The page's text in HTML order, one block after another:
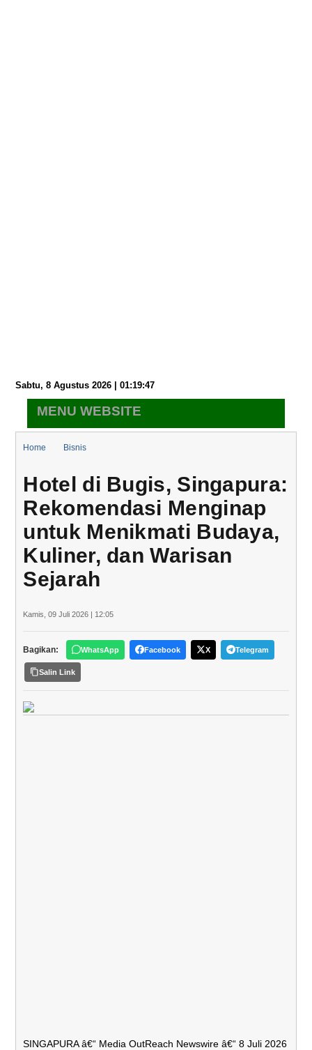
Sabtu, 8 Agustus 2026 | 01:19:48
MENU WEBSITE
Home
Bisnis
Budaya, Kuliner, dan Warisan Sejarah
Hotel di Bugis, Singapura:
Rekomendasi Menginap
untuk Menikmati Budaya,
Kuliner, dan Warisan
Sejarah
Kamis, 09 Juli 2026 | 12:05
Bagikan: WhatsApp Facebook X Telegram
Salin Link
SINGAPURA â€“ Media OutReach Newswire â€“ 8 Juli 2026